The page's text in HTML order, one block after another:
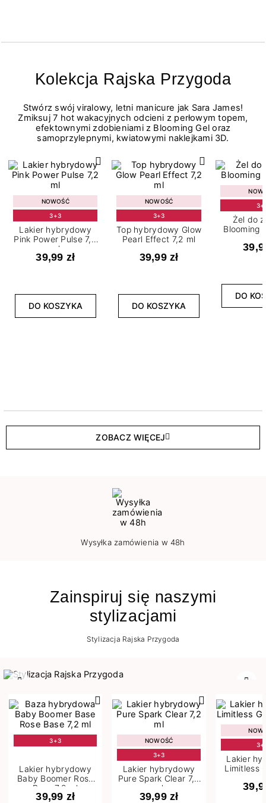
Kolekcja Rajska Przygoda
Stwórz swój viralowy, letni manicure jak Sara James!
Zmiksuj 7 hot wakacyjnych odcieni z perłowym topem,
efektownymi zdobieniami z Blooming Gel oraz
samoprzylepnymi, kwiatowymi naklejkami 3D.
NOWOŚĆ
3+3
Lakier hybrydowy
Pink Power Pulse 7,2
ml
39,99 zł
DO KOSZYKA
NOWOŚĆ
3+3
Top hybrydowy Glow
Pearl Effect 7,2 ml
39,99 zł
DO KOSZYKA
Żel do
Blooming
DO
ZOBACZ WIĘCEJ
Wysyłka zamówienia w 48h
Zainspiruj się naszymi
stylizacjami
Stylizacja Rajska Przygoda
3+3
Lakier hybrydowy
Baby Boomer Rose
Base 7,2 ml
39,99 zł
NOWOŚĆ
3+3
Lakier hybrydowy
Pure Spark Clear 7,2
ml
39,99 zł
Lakier
Limitless